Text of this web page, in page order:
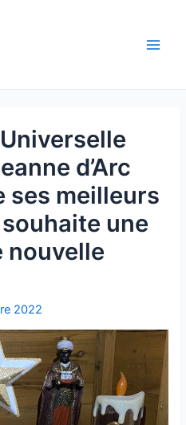
d’Arc
ses meilleurs
une
nouvelle
2022